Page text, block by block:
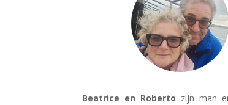
Beatrice en Roberto zijn man